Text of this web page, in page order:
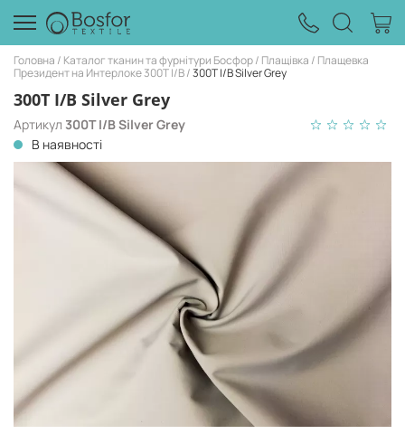
Головна Каталог тканин та фурнітури Босфор Плащівка
Плащевка
Президент на Интерлоке 300Т I/B 300T I/B Silver Grey
300T I/B Silver Grey
Артикул 300T I/B Silver Grey
В наявності